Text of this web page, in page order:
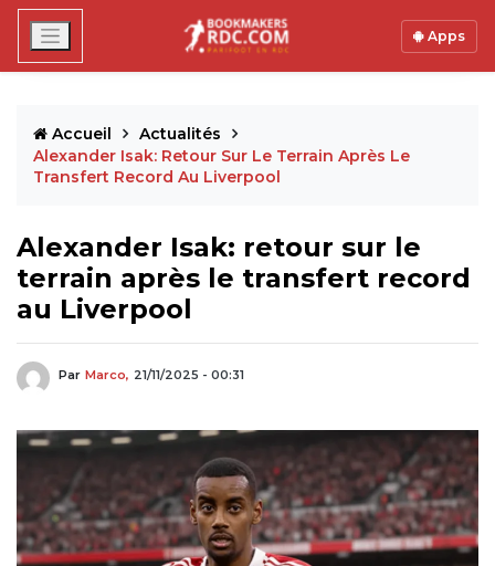
Apps
Accueil
Actualités
Alexander Isak: Retour Sur Le Terrain Après Le
Transfert Record Au Liverpool
Alexander Isak: retour sur le
terrain après le transfert record
au Liverpool
Par Marco, 21/11/2025 - 00:31